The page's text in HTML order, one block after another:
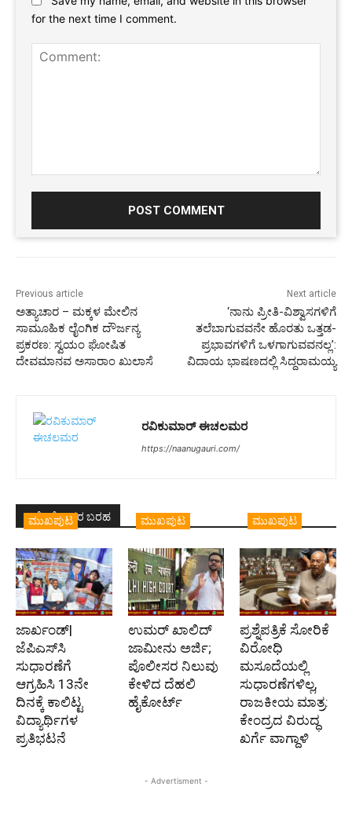
for the next time I comment.
Previous article
ಅತ್ಯಾಚಾರ – ಮಕ್ಕಳ ಮೇಲಿನ
ಸಾಮೂಹಿಕ ಲೈಂಗಿಕ ದೌರ್ಜನ್ಯ
ಪ್ರಕರಣ: ಸ್ವಯಂ ಘೋಷಿತ
ದೇವಮಾನವ ಅಸಾರಾಂ ಖುಲಾಸೆ
Next article
‘ನಾನು ಪ್ರೀತಿ-ವಿಶ್ವಾಸಗಳಿಗೆ
ತಲೆಬಾಗುವವನೇ ಹೊರತು ಒತ್ತಡ-
ಪ್ರಭಾವಗಳಿಗೆ ಒಳಗಾಗುವವನಲ್ಲ’:
ವಿದಾಯ ಭಾಷಣದಲ್ಲಿ ಸಿದ್ದರಾಮಯ್ಯ
ರವಿಕುಮಾರ್ ಈಚಲಮರ
https://naanugauri.com/
ಇದೇ ಲೇಖಕರ ಬರಹ
ಮುಖಪುಟ
ಜಾರ್ಖಂಡ್|
ಜೆಪಿಎಸ್‌ಸಿ
ಸುಧಾರಣೆಗೆ
ಆಗ್ರಹಿಸಿ 13ನೇ
ದಿನಕ್ಕೆ ಕಾಲಿಟ್ಟ
ವಿದ್ಯಾರ್ಥಿಗಳ
ಪ್ರತಿಭಟನೆ
ಮುಖಪುಟ
ಉಮರ್ ಖಾಲಿದ್
ಜಾಮೀನು ಅರ್ಜಿ;
ಪೊಲೀಸರ ನಿಲುವು
ಕೇಳಿದ ದೆಹಲಿ
ಹೈಕೋರ್ಟ್
ಮುಖಪುಟ
ಪ್ರಶ್ನೆಪತ್ರಿಕೆ ಸೋರಿಕೆ
ವಿರೋಧಿ
ಮಸೂದೆಯಲ್ಲಿ
ಸುಧಾರಣೆಗಳಿಲ್ಲ,
ರಾಜಕೀಯ ಮಾತ್ರ:
ಕೇಂದ್ರದ ವಿರುದ್ಧ
ಖರ್ಗೆ ವಾಗ್ದಾಳಿ
- Advertisment -